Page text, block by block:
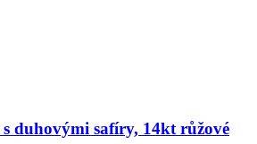
duhovými safíry, 14kt růžové